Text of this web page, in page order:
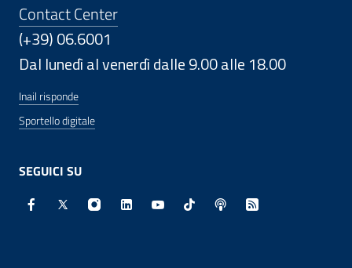
Contact Center
(+39) 06.6001
Dal lunedì al venerdì dalle 9.00 alle 18.00
Inail risponde
Sportello digitale
SEGUICI SU
Facebook - Sito esterno - Apertura in nuova finestra
X - Sito esterno - Apertura in nuova finestra
Instagram - Sito esterno - Apertura in
Linkedin - Sito esterno - Apertura in
Youtube - Sito esterno -
TikTok - Sito esterno -
Spreaker - Sito
Feed RSS -